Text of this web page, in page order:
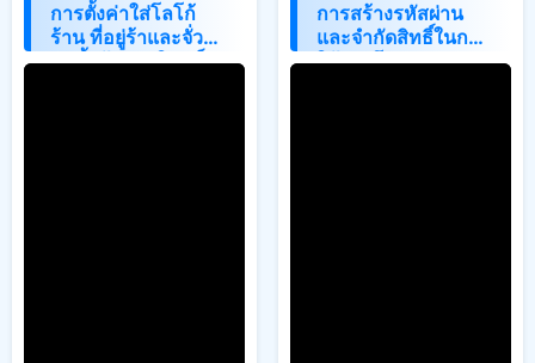
การตั้งค่าใส่โลโก้
ร้าน ที่อยู่ร้าและจั่ว
หัวทิ้งท้ายบนใบเสร็จ
การสร้างรหัสผ่าน
และจำกัดสิทธิ์ในการ
ใช้งานโปรแกรม